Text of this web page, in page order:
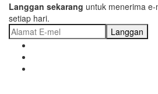
Langgan sekarang untuk menerima
setiap hari.
Langgan